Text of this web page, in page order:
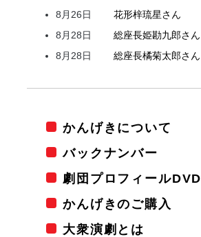
8月26日
花形梓琉星さん
8月28日
総座長姫勘九郎さん
8月28日
総座長橘菊太郎さん
かんげきについて
バックナンバー
劇団プロフィールDVD
かんげきのご購入
大衆演劇とは